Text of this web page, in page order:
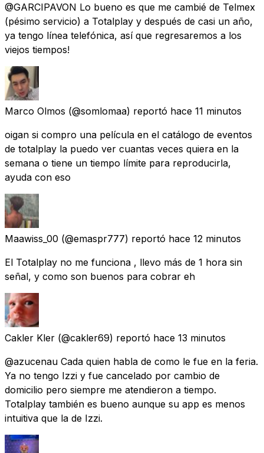
@GARCIPAVON Lo bueno es que me cambié de Telmex
(pésimo servicio) a Totalplay y después de casi un año,
ya tengo línea telefónica, así que regresaremos a los
viejos tiempos!
Marco Olmos (@somlomaa) reportó hace 11 minutos
oigan si compro una película en el catálogo de eventos
de totalplay la puedo ver cuantas veces quiera en la
semana o tiene un tiempo límite para reproducirla,
ayuda con eso
Maawiss_00 (@emaspr777) reportó hace 12 minutos
El Totalplay no me funciona , llevo más de 1 hora sin
señal, y como son buenos para cobrar eh
Cakler Kler (@cakler69) reportó hace 13 minutos
@azucenau Cada quien habla de como le fue en la feria.
Ya no tengo Izzi y fue cancelado por cambio de
domicilio pero siempre me atendieron a tiempo.
Totalplay también es bueno aunque su app es menos
intuitiva que la de Izzi.